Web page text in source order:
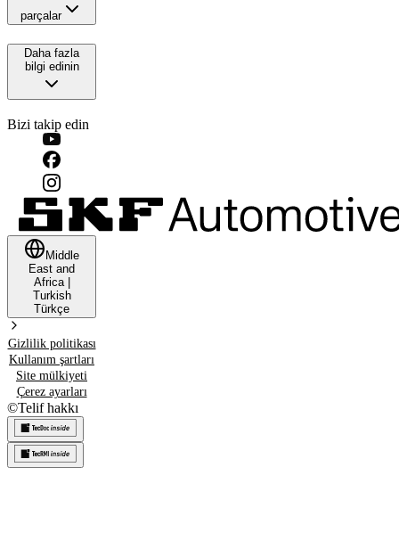
parçalar
Daha fazla
bilgi edinin
Bizi takip edin
Middle
East and
Africa|
Turkish
Türkçe
Gizlilik politikası
Kullanım şartları
Site mülkiyeti
Çerez ayarları
©Telif hakkı